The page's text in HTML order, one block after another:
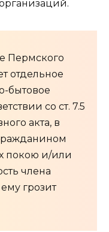
Пермского
отдельное
бытовое
со ст. 7.5
акта, в
покою и/или
члена
грозит